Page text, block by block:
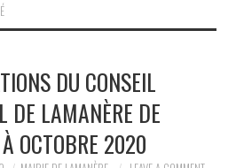
DU CONSEIL
DE LAMANÈRE DE
OCTOBRE 2020